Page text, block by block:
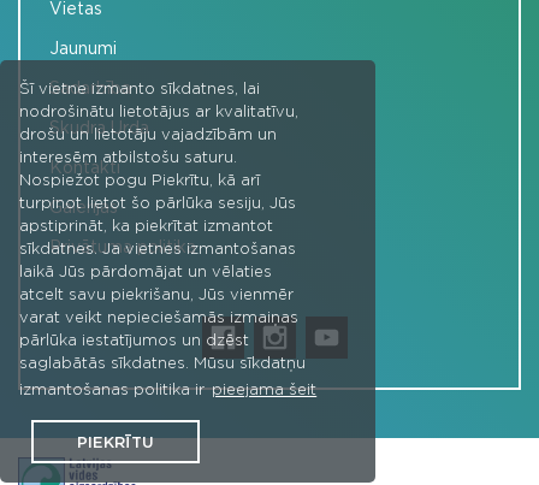
Šī vietne izmanto sīkdatnes, lai
nodrošinātu lietotājus ar kvalitatīvu,
drošu un lietotāju vajadzībām un
interesēm atbilstošu saturu.
Nospiežot pogu Piekrītu, kā arī
turpinot lietot šo pārlūka sesiju, Jūs
apstiprināt, ka piekrītat izmantot
sīkdatnes. Ja vietnes izmantošanas
laikā Jūs pārdomājat un vēlaties
atcelt savu piekrišanu, Jūs vienmēr
varat veikt nepieciešamās izmaiņas
pārlūka iestatījumos un dzēst
saglabātās sīkdatnes. Mūsu sīkdatņu
izmantošanas politika irpieejama šeit
PIEKRĪTU
Vietas
Jaunumi
Sadarbība
Skudra Urda
Kontakti
Galerijas
Privātuma politika